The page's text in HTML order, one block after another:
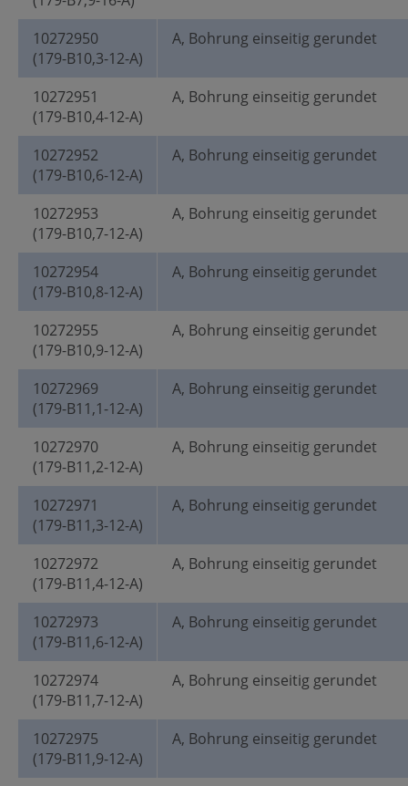
10272950
(179-B10,3-12-A)
A, Bohrung einseitig gerundet
10272951
(179-B10,4-12-A)
A, Bohrung einseitig gerundet
10272952
(179-B10,6-12-A)
A, Bohrung einseitig gerundet
10272953
(179-B10,7-12-A)
A, Bohrung einseitig gerundet
10272954
(179-B10,8-12-A)
A, Bohrung einseitig gerundet
10272955
(179-B10,9-12-A)
A, Bohrung einseitig gerundet
10272969
(179-B11,1-12-A)
A, Bohrung einseitig gerundet
10272970
(179-B11,2-12-A)
A, Bohrung einseitig gerundet
10272971
(179-B11,3-12-A)
A, Bohrung einseitig gerundet
10272972
(179-B11,4-12-A)
A, Bohrung einseitig gerundet
10272973
(179-B11,6-12-A)
A, Bohrung einseitig gerundet
10272974
(179-B11,7-12-A)
A, Bohrung einseitig gerundet
10272975
(179-B11,9-12-A)
A, Bohrung einseitig gerundet